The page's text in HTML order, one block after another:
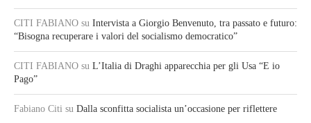
CITI FABIANO su Intervista a Giorgio Benvenuto, tra passato e futuro:
“Bisogna recuperare i valori del socialismo democratico”
CITI FABIANO su L’Italia di Draghi apparecchia per gli Usa “E io
Pago”
Fabiano Citi su Dalla sconfitta socialista un’occasione per riflettere